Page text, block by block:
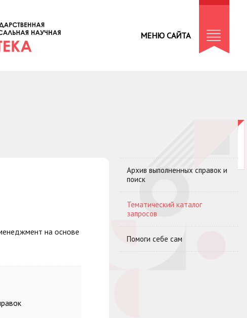
МЕНЮ САЙТА
на основе
Архив выполненных справок и
поиск
Тематический каталог
запросов
Помоги себе сам